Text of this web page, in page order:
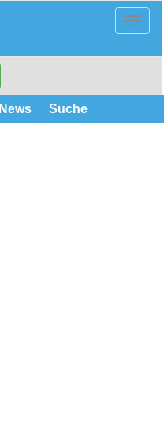
News Suche